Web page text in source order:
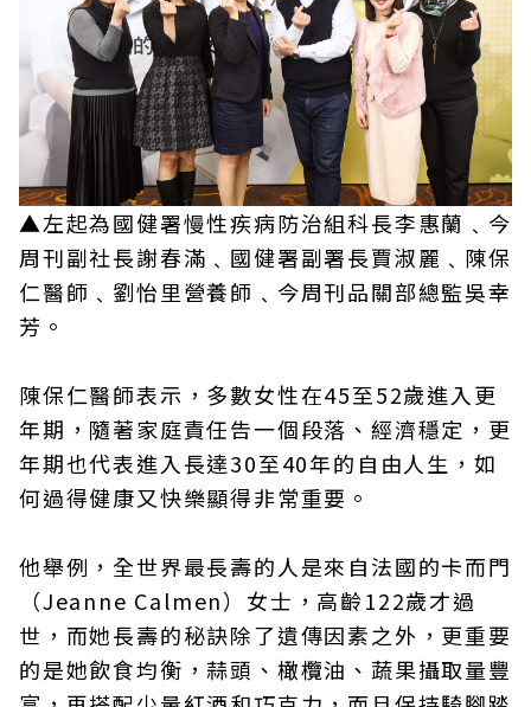
▲左起為國健署慢性疾病防治組科長李惠蘭﹑今
周刊副社長謝春滿﹑國健署副署長賈淑麗﹑陳保
仁醫師﹑劉怡里營養師﹑今周刊品關部總監吳幸
芳。
陳保仁醫師表示，多數女性在45至52歲進入更
年期，隨著家庭責任告一個段落、經濟穩定，更
年期也代表進入長達30至40年的自由人生，如
何過得健康又快樂顯得非常重要。
他舉例，全世界最長壽的人是來自法國的卡而門
（Jeanne Calmen）女士，高齡122歲才過
世，而她長壽的秘訣除了遺傳因素之外，更重要
的是她飲食均衡，蒜頭、橄欖油、蔬果攝取量豐